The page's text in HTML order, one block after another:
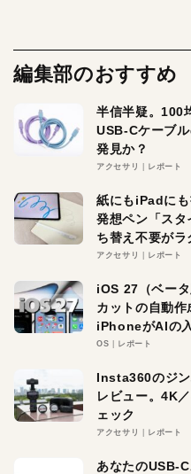
編集部のおすすめ
半信半疑。100
USB-Cケーブ
発見か？
アクセサリ レポート
紙にもiPadに
発想ペン「ス
ち替え不要がラ
アクセサリ レポート
iOS 27（ベー
カットの自動作
iPhoneがAIの
OS レポート
Insta360のジ
レビュー。4K
ェック
アクセサリ レポート
あなたのUSB-